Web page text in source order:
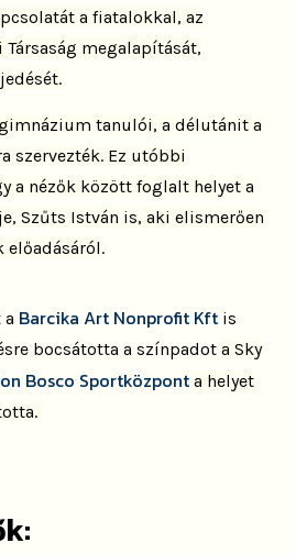
a fiatalokkal, az
Társaság megalapítását,
tanulói, a délutánit a
szervezték. Ez utóbbi
a nézők között foglalt helyet a
Szűts István is, aki elismerően
a Barcika Art Nonprofit Kft is
bocsátotta a színpadot a Sky
Bosco Sportközpont a helyet